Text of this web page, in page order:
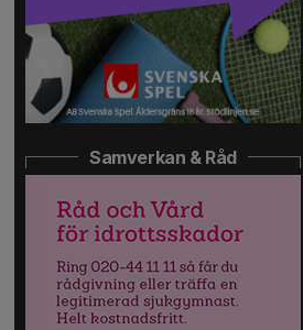
Samverkan & Råd